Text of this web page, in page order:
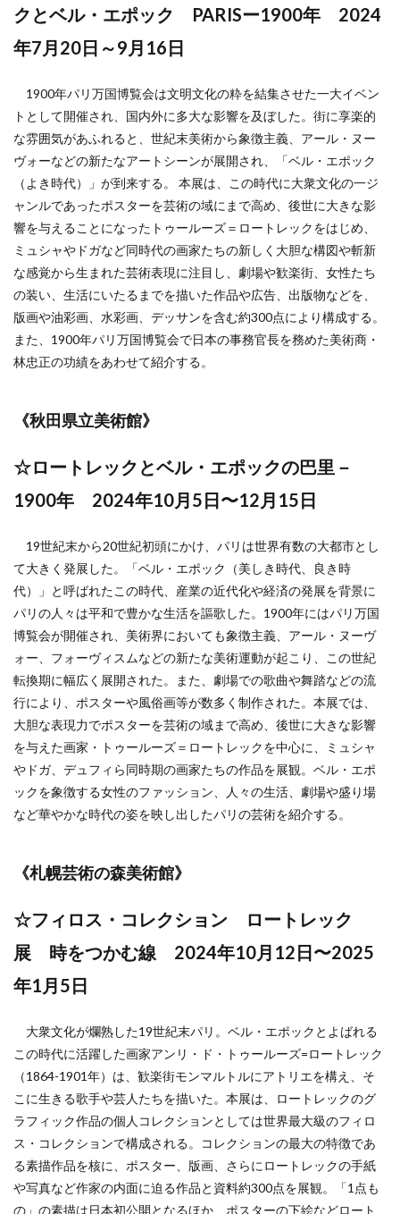
クとベル・エポック PARISー1900年 2024
年7月20日～9月16日
1900年パリ万国博覧会は文明文化の粋を結集させた一大イベン
トとして開催され、国内外に多大な影響を及ぼした。街に享楽的
な雰囲気があふれると、世紀末美術から象徴主義、アール・ヌー
ヴォーなどの新たなアートシーンが展開され、「ベル・エポック
（よき時代）」が到来する。 本展は、この時代に大衆文化の一ジ
ャンルであったポスターを芸術の域にまで高め、後世に大きな影
響を与えることになったトゥールーズ＝ロートレックをはじめ、
ミュシャやドガなど同時代の画家たちの新しく大胆な構図や斬新
な感覚から生まれた芸術表現に注目し、劇場や歓楽街、女性たち
の装い、生活にいたるまでを描いた作品や広告、出版物などを、
版画や油彩画、水彩画、デッサンを含む約300点により構成する。
また、1900年パリ万国博覧会で日本の事務官長を務めた美術商・
林忠正の功績をあわせて紹介する。
《秋田県立美術館》
☆ロートレックとベル・エポックの巴里－
1900年 2024年10月5日〜12月15日
19世紀末から20世紀初頭にかけ、パリは世界有数の大都市とし
て大きく発展した。「ベル・エポック（美しき時代、良き時
代）」と呼ばれたこの時代、産業の近代化や経済の発展を背景に
パリの人々は平和で豊かな生活を謳歌した。1900年にはパリ万国
博覧会が開催され、美術界においても象徴主義、アール・ヌーヴ
ォー、フォーヴィスムなどの新たな美術運動が起こり、この世紀
転換期に幅広く展開された。また、劇場での歌曲や舞踏などの流
行により、ポスターや風俗画等が数多く制作された。本展では、
大胆な表現力でポスターを芸術の域まで高め、後世に大きな影響
を与えた画家・トゥールーズ＝ロートレックを中心に、ミュシャ
やドガ、デュフィら同時期の画家たちの作品を展観。ベル・エポ
ックを象徴する女性のファッション、人々の生活、劇場や盛り場
など華やかな時代の姿を映し出したパリの芸術を紹介する。
《札幌芸術の森美術館》
☆フィロス・コレクション ロートレック
展 時をつかむ線 2024年10月12日〜2025
年1月5日
大衆文化が爛熟した19世紀末パリ。ベル・エポックとよばれる
この時代に活躍した画家アンリ・ド・トゥールーズ=ロートレック
（1864-1901年）は、歓楽街モンマルトルにアトリエを構え、そ
こに生きる歌手や芸人たちを描いた。本展は、ロートレックのグ
ラフィック作品の個人コレクションとしては世界最大級のフィロ
ス・コレクションで構成される。コレクションの最大の特徴であ
る素描作品を核に、ポスター、版画、さらにロートレックの手紙
や写真など作家の内面に迫る作品と資料約300点を展観。「1点も
の」の素描は日本初公開となるほか、ポスターの下絵などロート